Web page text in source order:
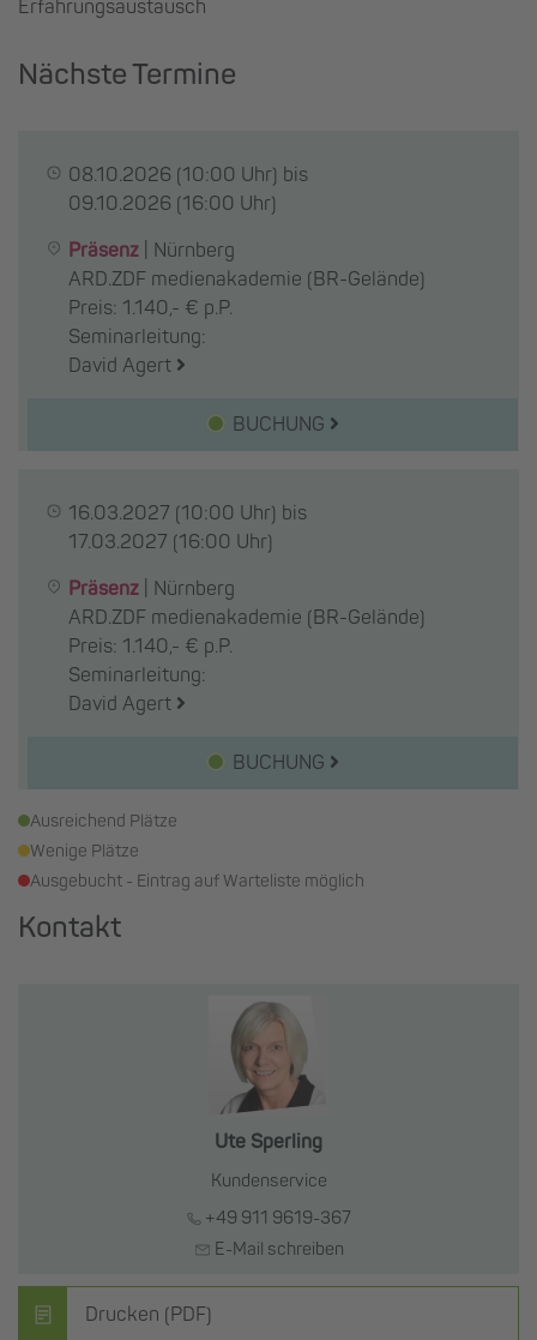
Erfahrungsaustausch
Nächste Termine
08.10.2026 (10:00 Uhr) bis
09.10.2026 (16:00 Uhr)
Präsenz
Nürnberg
ARD.ZDF medienakademie (BR-Gelände)
Preis: 1.140,- € p.P.
Seminarleitung:
David Agert
BUCHUNG
16.03.2027 (10:00 Uhr) bis
17.03.2027 (16:00 Uhr)
Präsenz
Nürnberg
ARD.ZDF medienakademie (BR-Gelände)
Preis: 1.140,- € p.P.
Seminarleitung:
David Agert
BUCHUNG
Ausreichend Plätze
Wenige Plätze
Ausgebucht - Eintrag auf Warteliste möglich
Kontakt
Ute Sperling
Kundenservice
+49 911 9619-367
E-Mail schreiben
Drucken (PDF)